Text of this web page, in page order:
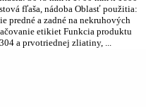
fľaša, nádoba Oblasť použitia:
predné a zadné na nekruhových
etikiet Funkcia produktu
a prvotriednej zliatiny, ...